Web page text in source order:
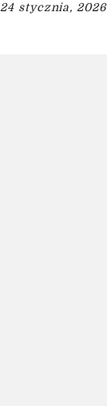
24 stycznia, 2026